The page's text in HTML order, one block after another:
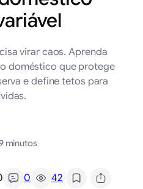
virar caos. Aprenda
doméstico que protege
e define tetos para
minutos
0 42/